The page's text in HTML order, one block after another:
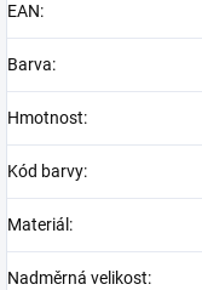
EAN:
Barva:
Hmotnost:
Kód barvy:
Materiál :
Nadměrná velikost: